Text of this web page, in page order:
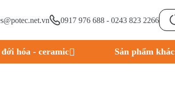
0917 976 688 - 0243 823 2266
hóa - ceramic Sản phẩm khác